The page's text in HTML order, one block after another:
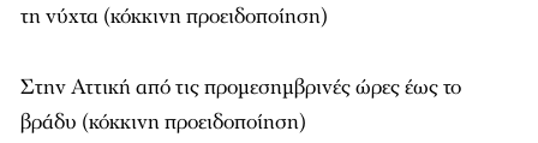
τη νύχτα (κόκκινη προειδοποίηση)
Στην Αττική από τις προμεσημβρινές ώρες έως το
βράδυ (κόκκινη προειδοποίηση)